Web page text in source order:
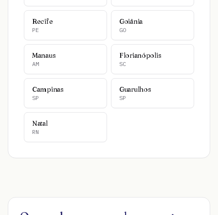
Recife
PE
Goiânia
GO
Manaus
AM
Florianópolis
SC
Campinas
SP
Guarulhos
SP
Natal
RN